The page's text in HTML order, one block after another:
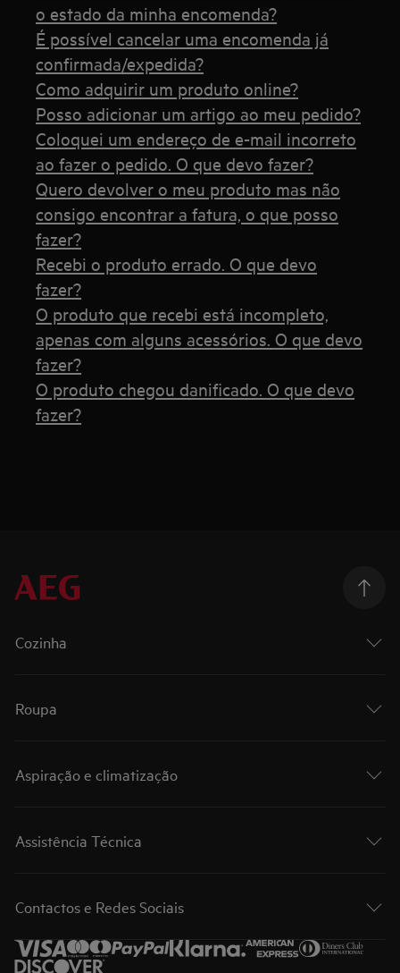
o estado da minha encomenda?
É possível cancelar uma encomenda já
confirmada/expedida?
Como adquirir um produto online?
Posso adicionar um artigo ao meu pedido?
Coloquei um endereço de e-mail incorreto
ao fazer o pedido. O que devo fazer?
Quero devolver o meu produto mas não
consigo encontrar a fatura, o que posso
fazer?
Recebi o produto errado. O que devo
fazer?
O produto que recebi está incompleto,
apenas com alguns acessórios. O que devo
fazer?
O produto chegou danificado. O que devo
fazer?
Cozinha
Roupa
Aspiração e climatização
Assistência Técnica
Contactos e Redes Sociais